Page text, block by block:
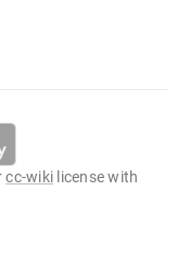
cc-wiki license with